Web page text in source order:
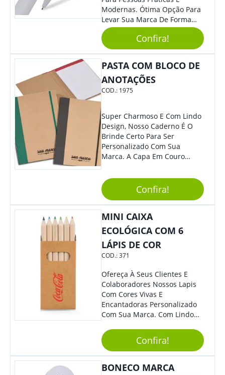
Quebra Com Facilidade. Usos
Sugeridos: - Perfeita Para
Tomar Café, Chá, Sucos Ou
Água. - Ideal Para Levar Ao
Escritório, Para Viagens Ou
Para O Parque. - Pode Ser
Utilizada Em Eventos Ao Ar
Livre, Como Piqueniques E
Acampamentos. Adquira Já A
Sua Caneca Plástica De 400Ml
Prática E Funcional Para Suas
Bebidas Favoritas!
Modernas. Ótima Opção Para
Levar Sua Marca De Forma
Estilosa, Agregando Valor Para
Sua Empresa Em Eventos,
Reuniões Corporativas Ou Até
Colaboradores.
Confira!
PASTA COM BLOCO DE
ANOTAÇÕES
COD.: 1975
Super Charmoso E Com Lindo
Design, Nosso Caderno É O
Brinde Certo Para Ser
Personalizado Com Sua
Marca. A Capa Em Couro
Elástico Permite Maior
Segurança Ao Carregá-Lo.
Ofereça A Seus Clientes E
Colaboradores, Sem Dúvidas
Eles Irão Adorar.
Confira!
MINI CAIXA
ECOLÓGICA COM 6
LÁPIS DE COR
COD.:371
Ofereça À Seus Clientes E
Colaboradores Nossos Lapis
Com Cores Vivas E
Encantadoras Personalizado
Com Sua Marca. Com Lindo
Para Diversas Ocasiões.
Perfeito, Não É?!
Confira!
BONECO MARCA